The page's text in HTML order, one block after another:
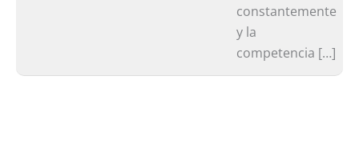
constantemente
y la
competencia […]